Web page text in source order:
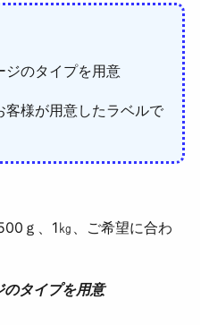
ジのタイプを用意
客様が用意したラベルで
ｇ、1㎏、ご希望に合わ
のタイプを用意